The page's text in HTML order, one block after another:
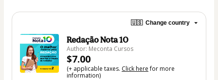
🇺🇸 Change country
Redação Nota 10
Author: Meconta Cursos
$7.00
(+ applicable taxes. Click herefor more
information)